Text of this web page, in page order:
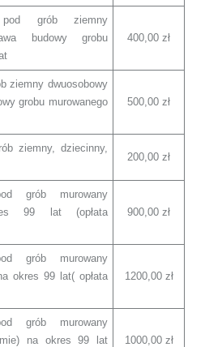
grób ziemny
budowy grobu
400,00 zł
ziemny dwuosobowy
grobu murowanego
500,00 zł
ziemny, dziecinny,
200,00 zł
grób murowany
99 lat (opłata
900,00 zł
grób murowany
okres 99 lat( opłata
1200,00 zł
grób murowany
na okres 99 lat
1000,00 zł